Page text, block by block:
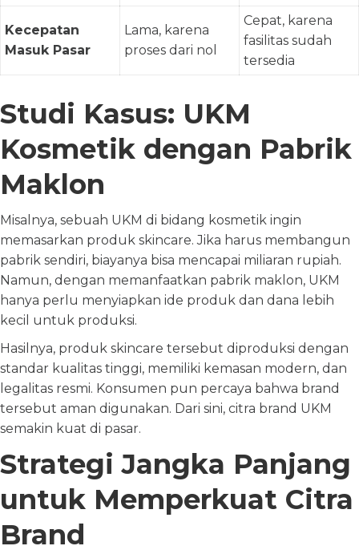
Kecepatan
Masuk Pasar
Lama, karena
proses dari nol
Cepat, karena
fasilitas sudah
tersedia
Studi Kasus: UKM
Kosmetik dengan Pabrik
Maklon
Misalnya, sebuah UKM di bidang kosmetik ingin
memasarkan produk skincare. Jika harus membangun
pabrik sendiri, biayanya bisa mencapai miliaran rupiah.
Namun, dengan memanfaatkan pabrik maklon, UKM
hanya perlu menyiapkan ide produk dan dana lebih
kecil untuk produksi.
Hasilnya, produk skincare tersebut diproduksi dengan
standar kualitas tinggi, memiliki kemasan modern, dan
legalitas resmi. Konsumen pun percaya bahwa brand
tersebut aman digunakan. Dari sini, citra brand UKM
semakin kuat di pasar.
Strategi Jangka Panjang
untuk Memperkuat Citra
Brand